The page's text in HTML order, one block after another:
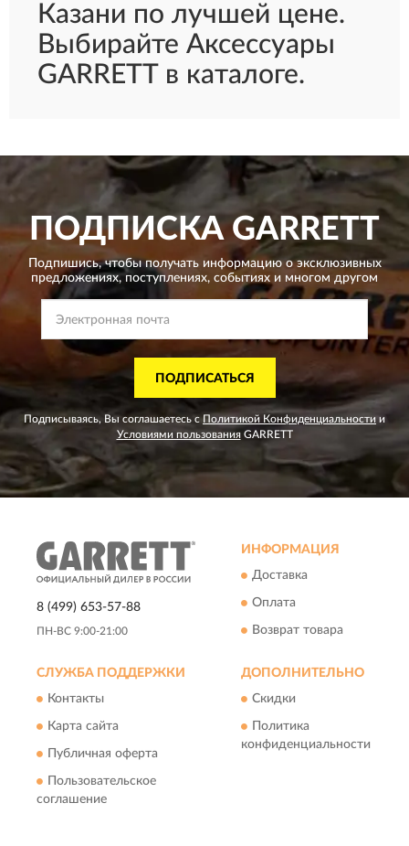
Казани по лучшей цене.
Выбирайте Аксессуары
GARRETT в каталоге.
ПОДПИСКАGARRETT
Подпишись, чтобы получать информацию о эксклюзивных
предложениях,поступлениях, событиях и многом другом
ПОДПИСАТЬСЯ
Подписываясь, Вы соглашаетесь сПолитикой Конфиденциальности и
Условиями пользованияGARRETT
8 (499) 653-57-88
ПН-ВС 9:00-21:00
ИНФОРМАЦИЯ
Доставка
Оплата
Возврат товара
СЛУЖБА ПОДДЕРЖКИ
Контакты
Карта сайта
Публичная оферта
Пользовательское
соглашение
ДОПОЛНИТЕЛЬНО
Скидки
Политика
конфиденциальности